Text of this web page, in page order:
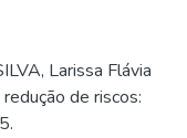
Larissa Flávia
de riscos: